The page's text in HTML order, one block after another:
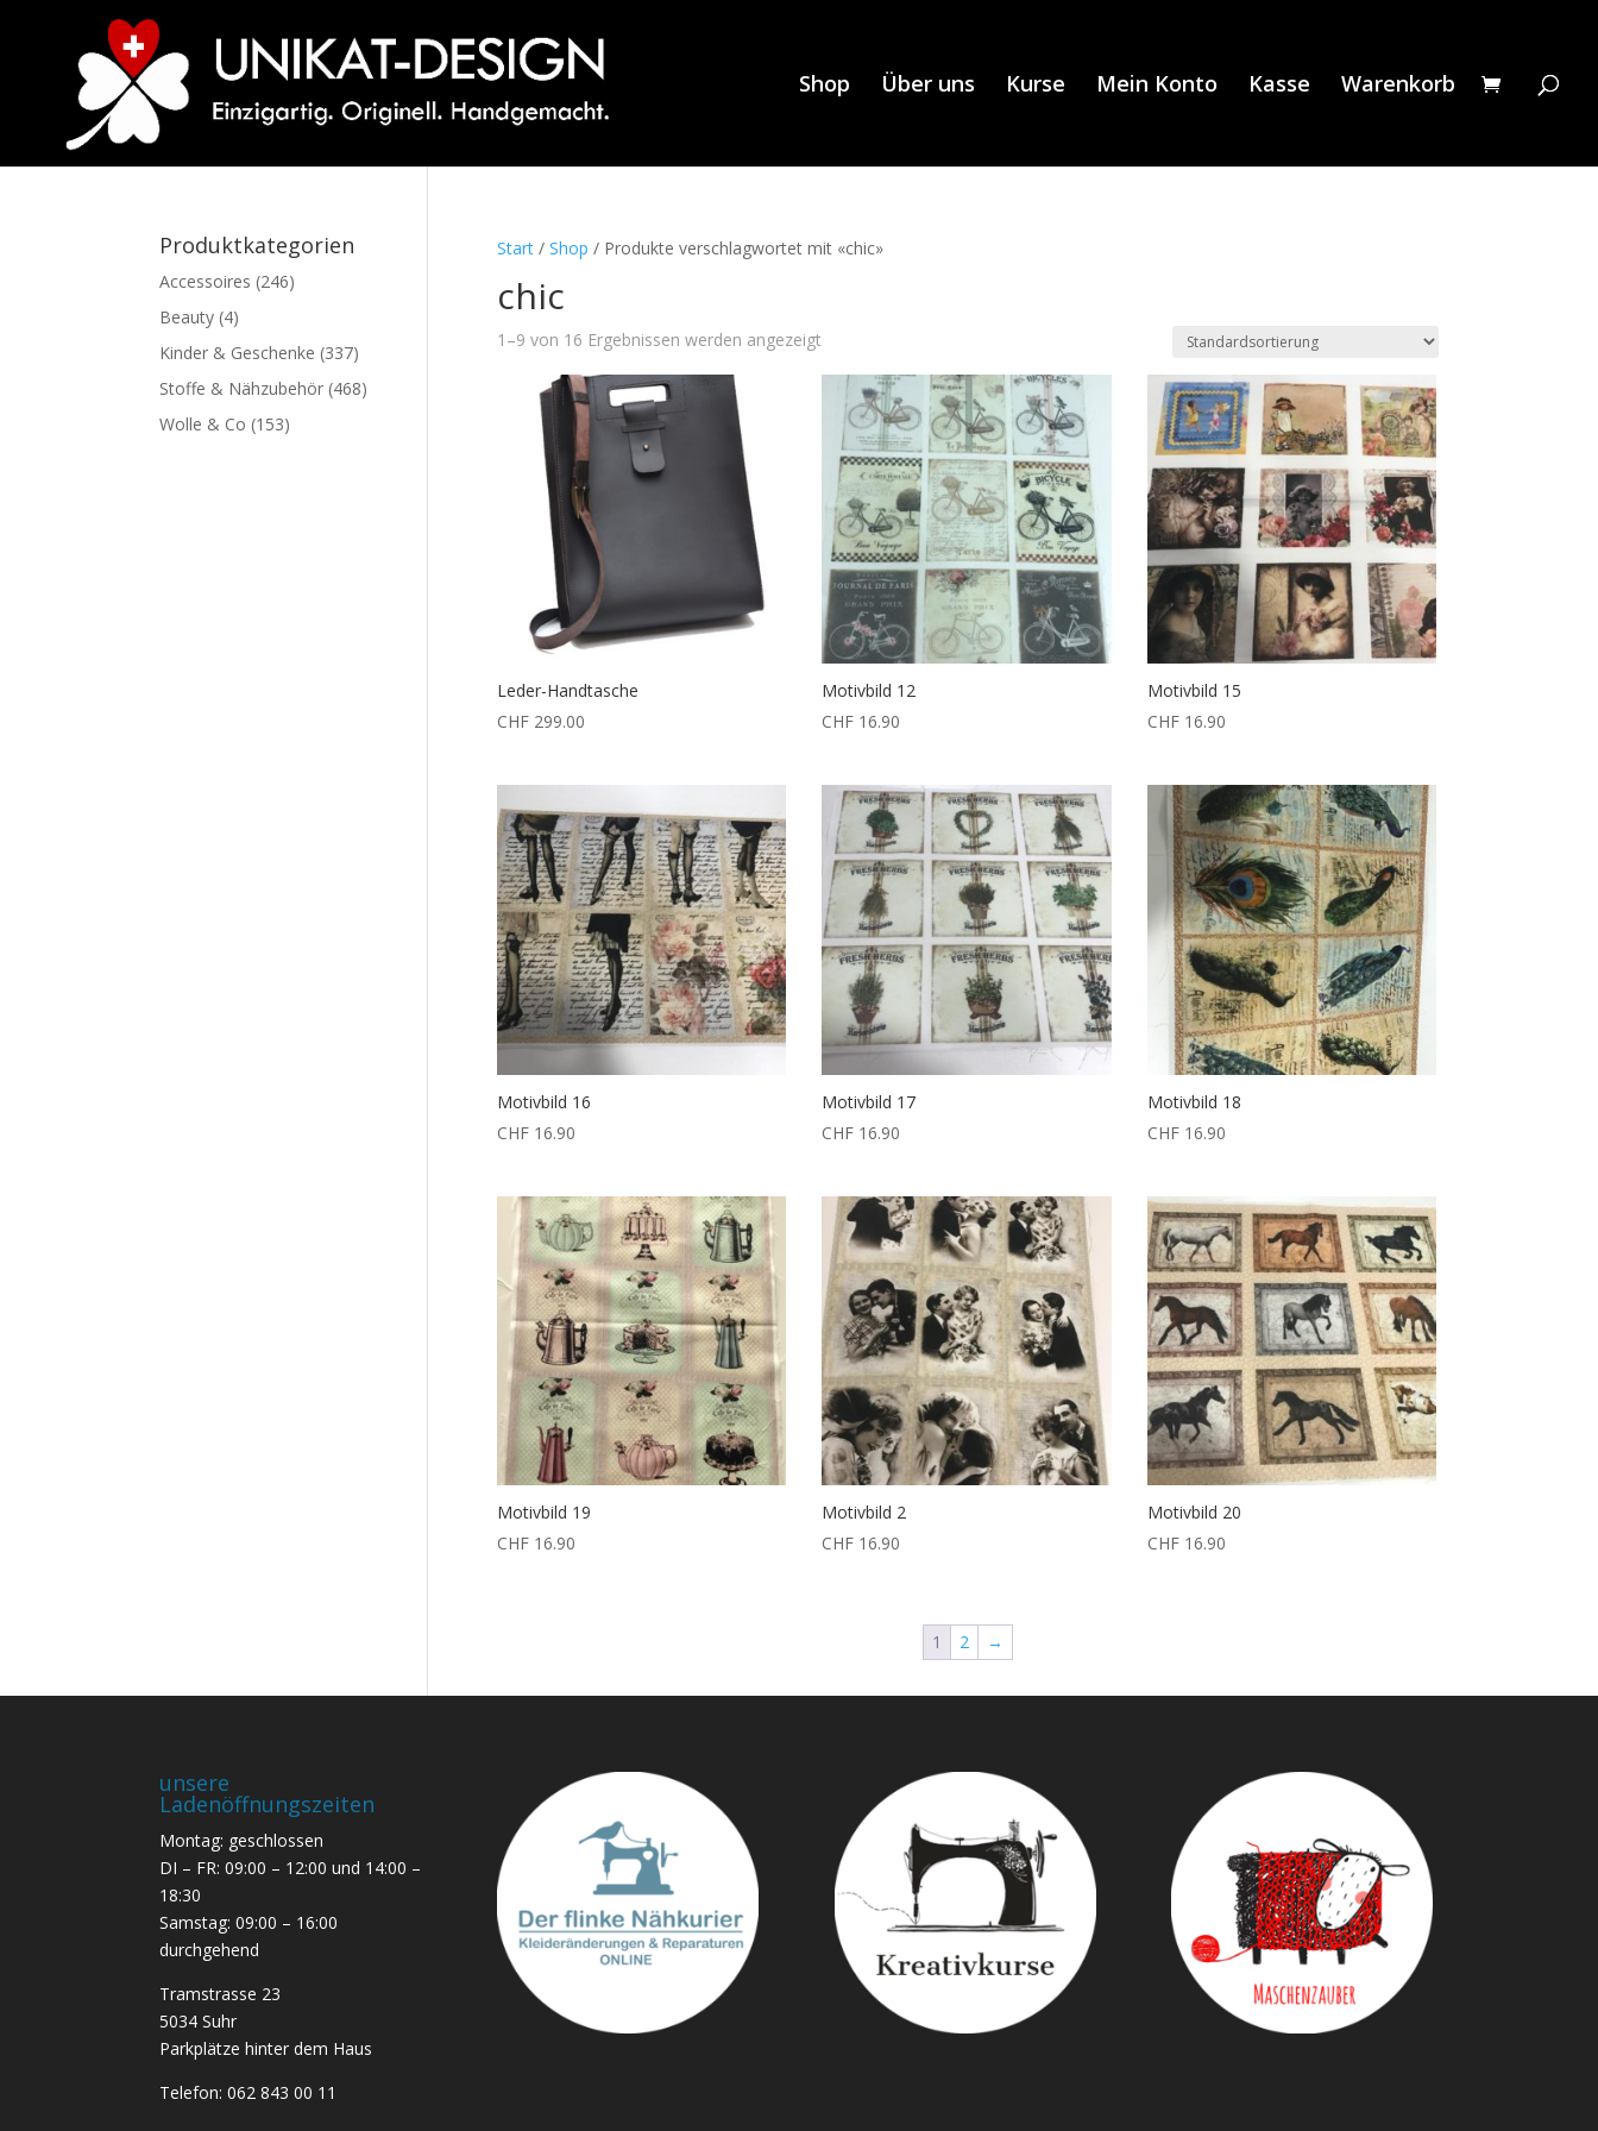
Shop Über uns Kurse Mein Konto Kasse Warenkorb
Start/ Shop / Produkte verschlagwortet mit «chic»
chic
1–9 von 16 Ergebnissen werden angezeigt
Leder-Handtasche
CHF299.00
Motivbild 12
CHF 16.90
Motivbild 15
CHF16.90
Motivbild 16
CHF16.90
Motivbild 17
CHF 16.90
Motivbild 18
CHF16.90
Motivbild 19
CHF16.90
Motivbild 2
CHF 16.90
Motivbild 20
CHF16.90
1 2 →
Produktkategorien
Accessoires (246)
Beauty (4)
Kinder & Geschenke (337)
Stoffe & Nähzubehör (468)
Wolle & Co (153)
unsere
Ladenöffnungszeiten
Montag: geschlossen
DI – FR: 09:00 – 12:00 und 14:00 –
18:30
Samstag: 09:00 – 16:00
durchgehend
Tramstrasse 23
5034 Suhr
Parkplätze hinter dem Haus
Telefon:062 843 00 11